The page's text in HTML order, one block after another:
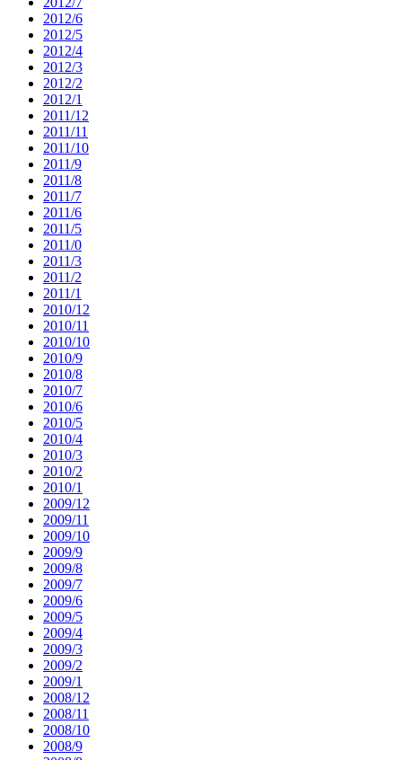
2012/6
2012/5
2012/4
2012/3
2012/2
2012/1
2011/12
2011/11
2011/10
2011/9
2011/8
2011/7
2011/6
2011/5
2011/0
2011/3
2011/2
2011/1
2010/12
2010/11
2010/10
2010/9
2010/8
2010/7
2010/6
2010/5
2010/4
2010/3
2010/2
2010/1
2009/12
2009/11
2009/10
2009/9
2009/8
2009/7
2009/6
2009/5
2009/4
2009/3
2009/2
2009/1
2008/12
2008/11
2008/10
2008/9